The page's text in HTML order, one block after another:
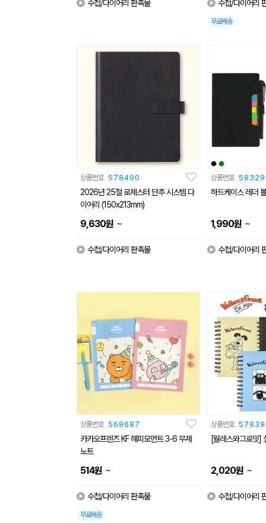
수첩/다이어리 판촉물 수첩/다이어리
무료배송
상품번호 578490
2026년 25절 로체스터 단추 시스템 다
이어리 (150x213mm)
9,630원 ~
수첩/다이어리 판촉물
상품번호
하드케이스 레더
1,990원 ~
수첩/다이어리
상품번호 568687
카카오프렌즈 KF 해피모먼트 3-6 무제
노트
514원 ~
수첩/다이어리 판촉물
무료배송
상품번호
[월레스와그로밋]
2,020원 ~
수첩/다이어리